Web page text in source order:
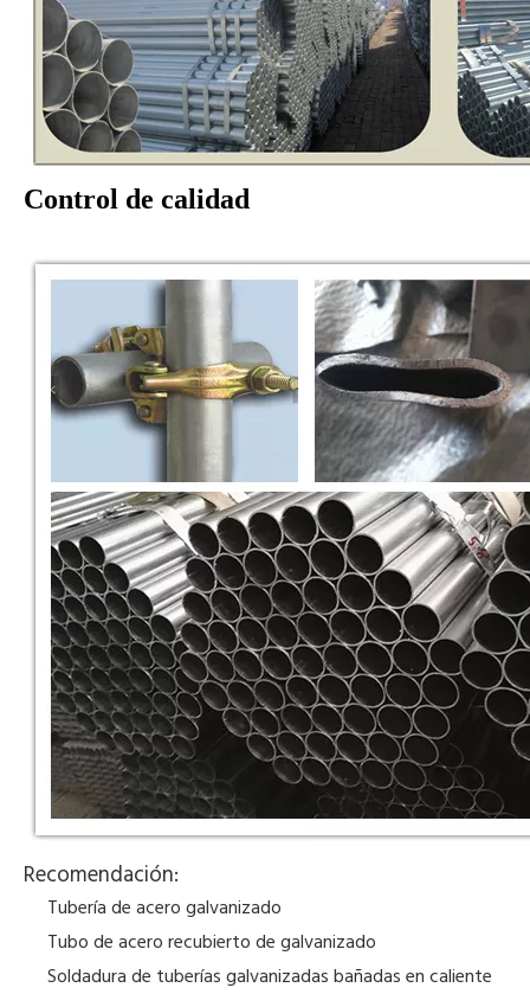
Control de calidad
Recomendación:
Tubería de acero galvanizado
Tubo de acero recubierto de galvanizado
Soldadura de tuberías galvanizadas bañadas en caliente